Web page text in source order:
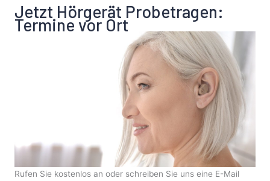
Jetzt Hörgerät Probetragen:
Termine vor Ort
Rufen Sie kostenlos an oder schreiben Sie uns eine E-Mail